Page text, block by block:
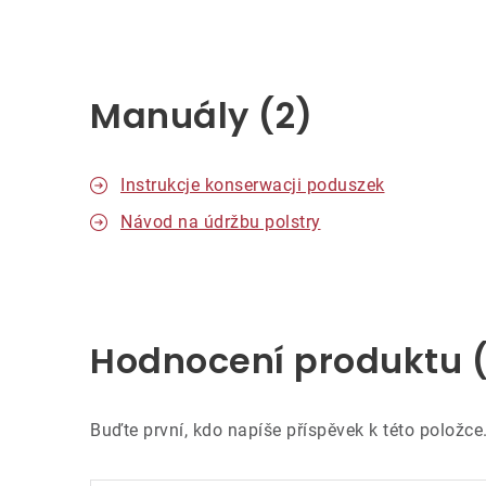
Manuály (2)
Instrukcje konserwacji poduszek
Návod na údržbu polstry
Hodnocení produktu
Buďte první, kdo napíše příspěvek k této položce.